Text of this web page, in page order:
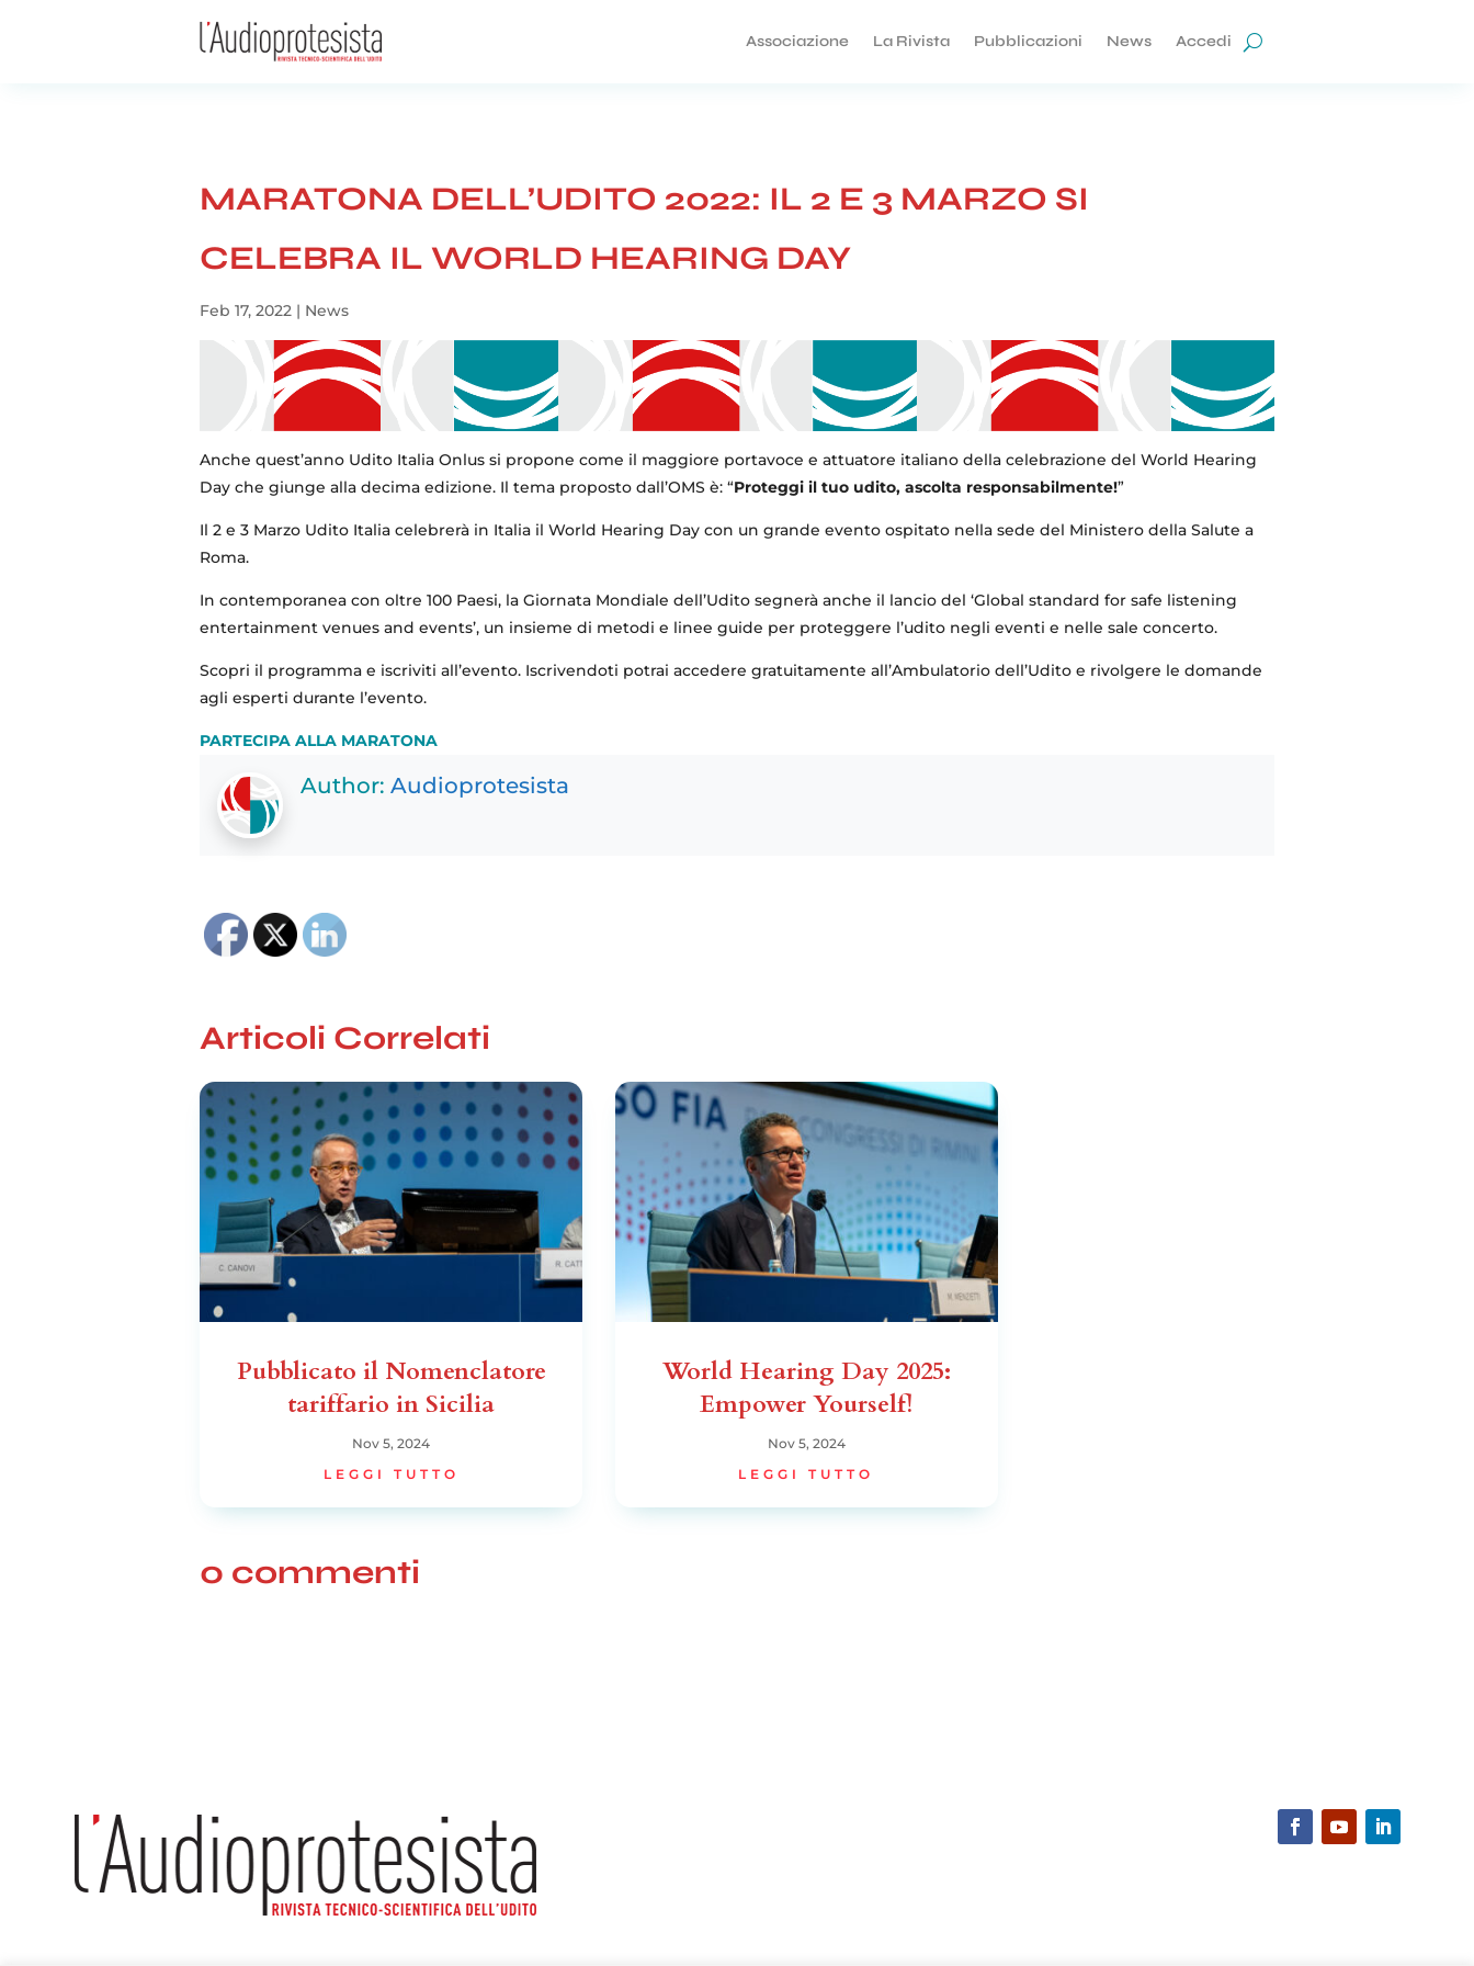
Associazione La Rivista Pubblicazioni News Accedi
MARATONA DELL’UDITO 2022: IL 2 E 3 MARZO SI
CELEBRA IL WORLD HEARING DAY
Feb 17, 2022 | News
Anche quest’anno Udito Italia Onlus si propone come il maggiore portavoce e attuatore italiano della celebrazione del World Hearing
Day che giunge alla decima edizione. Il tema proposto dall’OMS è: “Proteggi il tuo udito, ascolta responsabilmente!”
Il 2 e 3 Marzo Udito Italia celebrerà in Italia il World Hearing Day con un grande evento ospitato nella sede del Ministero della Salute a
Roma.
In contemporanea con oltre 100 Paesi, la Giornata Mondiale dell’Udito segnerà anche il lancio del ‘Global standard for safe listening
entertainment venues​ and events’, un insieme di metodi e linee guide per proteggere l’udito negli eventi e nelle sale concerto.
Scopri il programma e iscriviti all’evento. Iscrivendoti potrai accedere gratuitamente all’Ambulatorio dell’Udito e rivolgere le domande
agli esperti durante l’evento.
PARTECIPA ALLA MARATONA
Author: Audioprotesista
Articoli Correlati
Pubblicato il Nomenclatore
tariffario in Sicilia
Nov 5, 2024
LEGGI TUTTO
World Hearing Day 2025:
Empower Yourself!
Nov 5, 2024
LEGGI TUTTO
0 commenti